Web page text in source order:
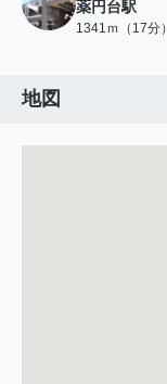
薬円台駅
1341ｍ（17分）
地図